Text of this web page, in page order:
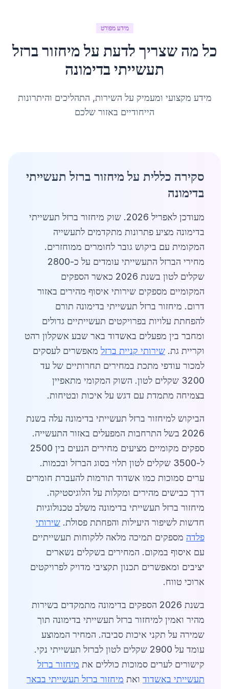
מידע מפורט
כל מה שצריך לדעת עלמיחזור ברזל
תעשייתיבדימונה
מידע מקצועי ומעמיק על השירות, התהליכים והיתרונות
הייחודיים באזור שלכם
סקירה כללית על מיחזור ברזל תעשייתי
בדימונה
מעודכן לאפריל 2026. שוק מיחזור ברזל תעשייתי
בדימונה מציע פתרונות מתקדמים לתעשייה
המקומית עם ביקוש גובר לחומרים ממוחזרים.
מחירי הברזל התעשייתי עומדים על כ-2800
שקלים לטון בשנת 2026 כאשר הספקים
המקומיים מספקים שירותי איסוף מהירים באזור
דרום. מיחזור ברזל תעשייתי בדימונה תורם
להפחתת עלויות בפרויקטים תעשייתיים גדולים
ומחבר בין מפעלים באשדוד באר שבע אשקלון רהט
וקריית גת. שירותי קניית ברזל מאפשרים לעסקים
למכור עודפי מתכת במחירים תחרותיים של עד
3200 שקלים לטון. השוק המקומי מתאפיין
בצמיחה מתמדת עם דגש על איכות ובטיחות.
הביקוש למיחזור ברזל תעשייתי בדימונה עלה בשנת
2026 בשל התרחבות המפעלים באזור התעשייה.
ספקים מקומיים מציעים מחירים הנעים בין 2500
ל-3500 שקלים לטון תלוי בסוג הברזל ובכמות.
ערים סמוכות כמו אשדוד תורמות להעברת חומרים
דרך כבישים מהירים ומקלות על הלוגיסטיקה.
מיחזור ברזל תעשייתי בדימונה משלב טכנולוגיות
חדשות לשיפור היעילות והפחתת פסולת. שירותי
פלדה מספקים תמיכה מלאה ללקוחות תעשייתיים
עם איסוף במקום. המחירים בשקלים נשארים
יציבים ומאפשרים תכנון תקציבי מדויק לפרויקטים
ארוכי טווח.
בשנת 2026 הספקים בדימונה מתמקדים בשירות
מהיר ואמין למיחזור ברזל תעשייתי בדימונה תוך
שמירה על תקני איכות סביבה. המחיר הממוצע
עומד על 2900 שקלים לטון לברזל תעשייתי נקי.
קישורים לערים סמוכות כוללים את מיחזור ברזל
תעשייתי באשדוד ואת מיחזור ברזל תעשייתי בבאר